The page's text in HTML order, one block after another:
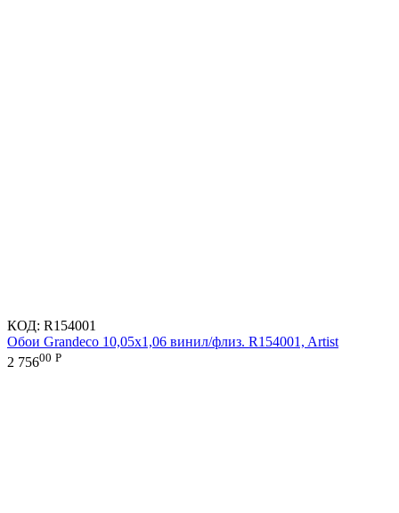
КОД: R154001
Обои Grandeco 10,05х1,06 винил/флиз. R154001, Artist
2 75600 Р